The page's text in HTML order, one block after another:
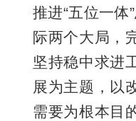
推进“五位一体
际两个大局，
坚持稳中求进
展为主题，以
需要为根本目